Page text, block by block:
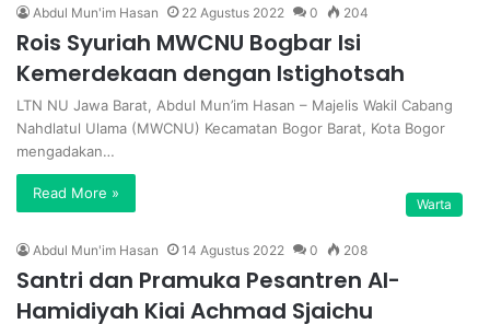
Abdul Mun'im Hasan 22 Agustus 2022 0 204
Rois Syuriah MWCNU Bogbar Isi
Kemerdekaan dengan Istighotsah
LTN NU Jawa Barat, Abdul Mun’im Hasan – Majelis Wakil Cabang
Nahdlatul Ulama (MWCNU) Kecamatan Bogor Barat, Kota Bogor
mengadakan…
Read More »
Warta
Abdul Mun'im Hasan 14 Agustus 2022 0 208
Santri dan Pramuka Pesantren Al-
Hamidiyah Kiai Achmad Sjaichu